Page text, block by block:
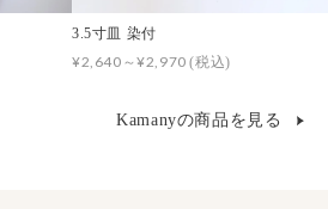
3.5寸皿 染付
¥2,640～¥2,970(税込)
Kamanyの商品を見る